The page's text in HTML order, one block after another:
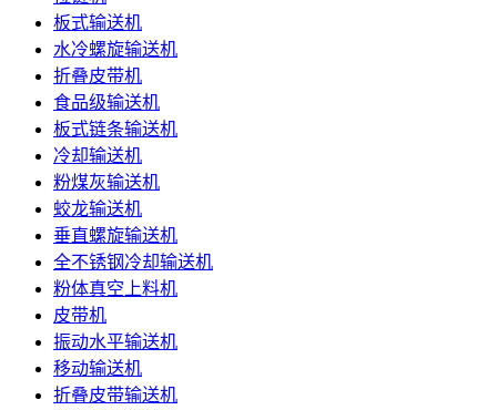
板式输送机
水冷螺旋输送机
折叠皮带机
食品级输送机
板式链条输送机
冷却输送机
粉煤灰输送机
蛟龙输送机
垂直螺旋输送机
全不锈钢冷却输送机
粉体真空上料机
皮带机
振动水平输送机
移动输送机
折叠皮带输送机